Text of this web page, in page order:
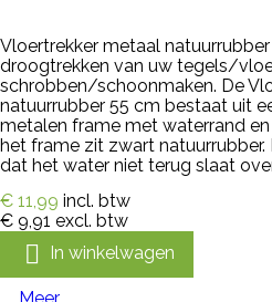
Vloertrekker metaal
droogtrekken van uw tegels/
schrobben/schoonmaken. De
natuurrubber 55 cm bestaat uit
metalen frame met waterrand
het frame zit zwart
dat het water niet terug slaat
€ 11,99 incl. btw
€ 9,91 excl. btw
 In winkelwagen